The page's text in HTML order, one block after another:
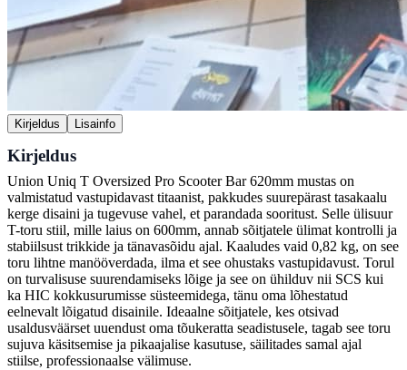
Kirjeldus Lisainfo
Kirjeldus
Union Uniq T Oversized Pro Scooter Bar 620mm mustas on
valmistatud vastupidavast titaanist, pakkudes suurepärast tasakaalu
kerge disaini ja tugevuse vahel, et parandada sooritust. Selle ülisuur
T-toru stiil, mille laius on 600mm, annab sõitjatele ülimat kontrolli ja
stabiilsust trikkide ja tänavasõidu ajal. Kaaludes vaid 0,82 kg, on see
toru lihtne manööverdada, ilma et see ohustaks vastupidavust. Torul
on turvalisuse suurendamiseks lõige ja see on ühilduv nii SCS kui
ka HIC kokkusurumisse süsteemidega, tänu oma lõhestatud
eelnevalt lõigatud disainile. Ideaalne sõitjatele, kes otsivad
usaldusväärset uuendust oma tõukeratta seadistusele, tagab see toru
sujuva käsitsemise ja pikaajalise kasutuse, säilitades samal ajal
stiilse, professionaalse välimuse.